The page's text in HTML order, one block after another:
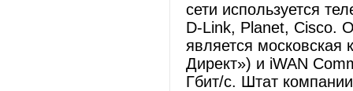
сети используется
D-Link, Planet, Cisco.
является
Директ») и iWAN
Гбит/с. Штат